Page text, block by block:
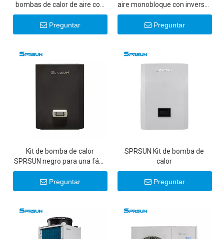
bombas de calor de aire con
inversor de CC EVI de 20
kW/22 kW
Preguntar
aire monobloque con inversor
de CC de 16-26KW A+++ para
refrigeración de calefacción
del hogar con agua caliente
Preguntar
Kit de bomba de calor
SPRSUN negro para una fácil
instalación
Preguntar
SPRSUN Kit de bomba de
calor
Preguntar